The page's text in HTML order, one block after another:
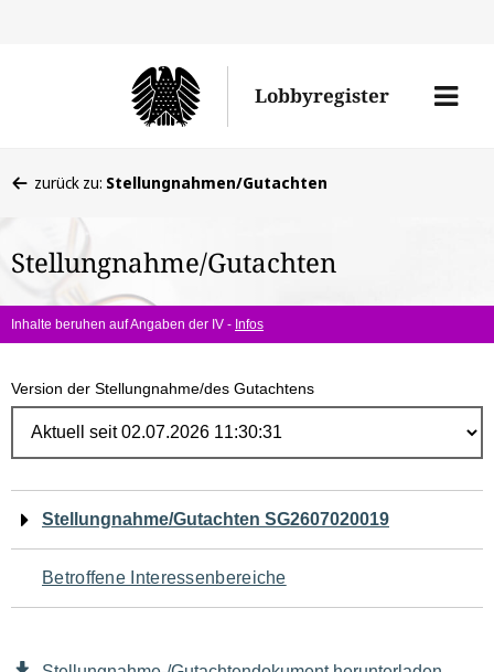
Lobbyregister
Menü
befinden
hier:
zurück zu: Stellungnahmen/Gutachten
Stellungnahme/Gutachten
Inhalte beruhen auf Angaben der IV - Infos
Version der Stellungnahme/des Gutachtens
Navigation
für
den
Seiteninhalt
Stellungnahme/Gutachten SG2607020019
Betroffene Interessenbereiche